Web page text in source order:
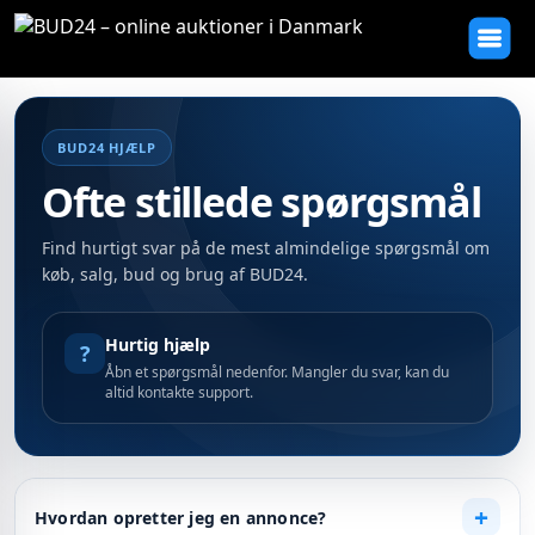
BUD24 HJÆLP
Ofte stillede spørgsmål
Find hurtigt svar på de mest almindelige spørgsmål om
køb, salg, bud og brug af BUD24.
? Hurtig hjælp
Åbn et spørgsmål nedenfor. Mangler du svar, kan du
altid kontakte support.
Hvordan opretter jeg en annonce? +